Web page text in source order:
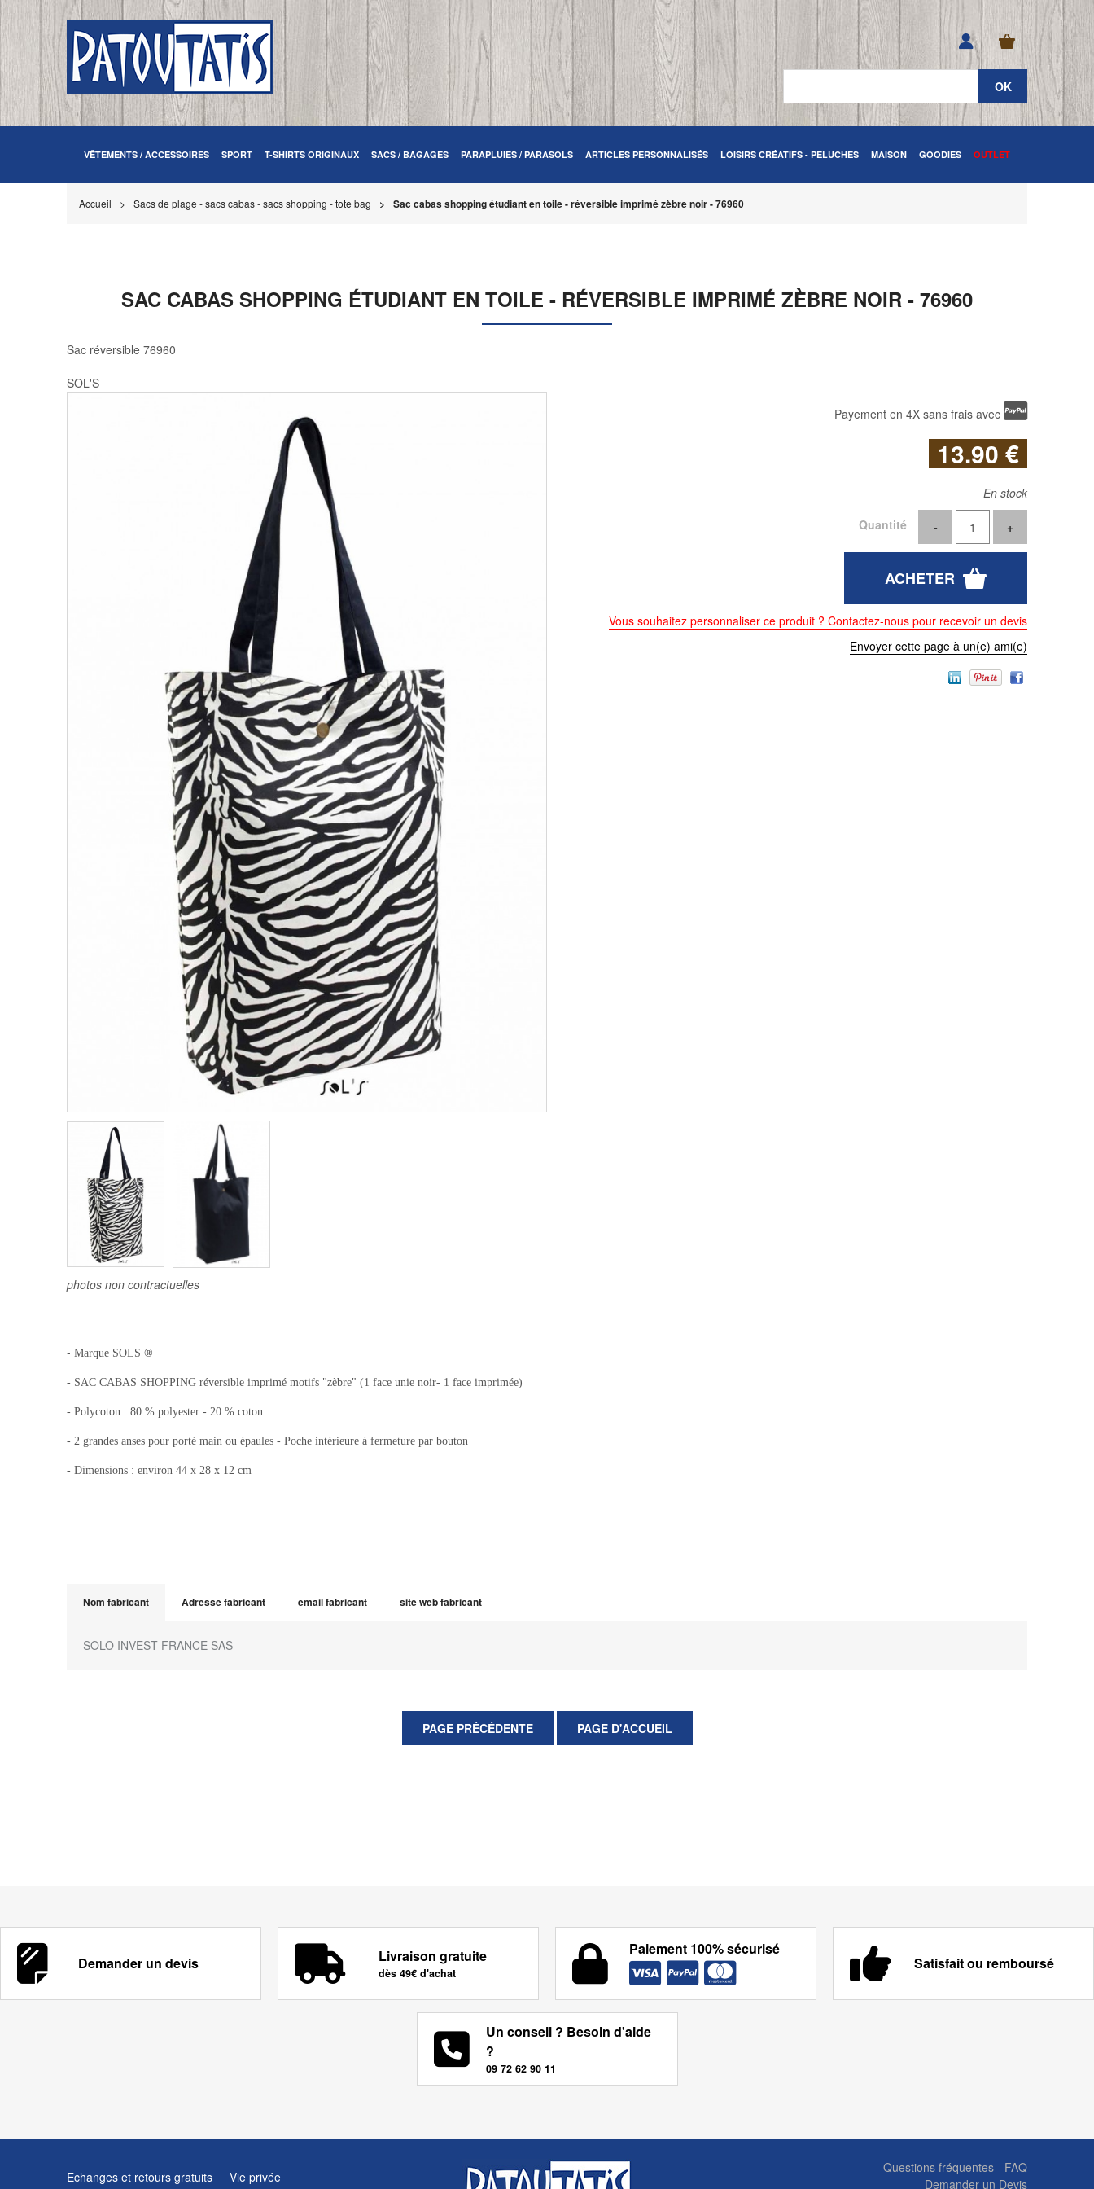
VÊTEMENTS / ACCESSOIRES SPORT T-SHIRTS ORIGINAUX SACS / BAGAGES PARAPLUIES / PARASOLS ARTICLES PERSONNALISÉS LOISIRS CRÉATIFS - PELUCHES MAISON GOODIES OUTLET
Accueil Sacs de plage - sacs cabas - sacs shopping - tote bag Sac cabas shopping étudiant en toile - réversible imprimé zèbre noir - 76960
SAC CABAS SHOPPING ÉTUDIANT EN TOILE - RÉVERSIBLE IMPRIMÉ ZÈBRE NOIR - 76960
Sac réversible 76960
SOL'S
photos non contractuelles
Payement en 4X sans frais avec
13.90 €
En stock
Quantité
Vous souhaitez personnaliser ce produit ? Contactez-nous pour recevoir un devis
Envoyer cette page à un(e) ami(e)
- Marque SOLS ®
- SAC CABAS SHOPPING réversible imprimé motifs "zèbre" (1 face unie noir- 1 face imprimée)
- Polycoton : 80 % polyester - 20 % coton
- 2 grandes anses pour porté main ou épaules - Poche intérieure à fermeture par bouton
- Dimensions : environ 44 x 28 x 12 cm
Nom fabricant Adresse fabricant email fabricant site web fabricant
SOLO INVEST FRANCE SAS
Demander un devis Livraison gratuite
dès 49€ d'achat
Paiement 100% sécurisé
Satisfait ou remboursé
Un conseil ? Besoin d'aide
?
09 72 62 90 11
Echanges et retours gratuits Vie privée
Questions fréquentes - FAQ
Demander un Devis